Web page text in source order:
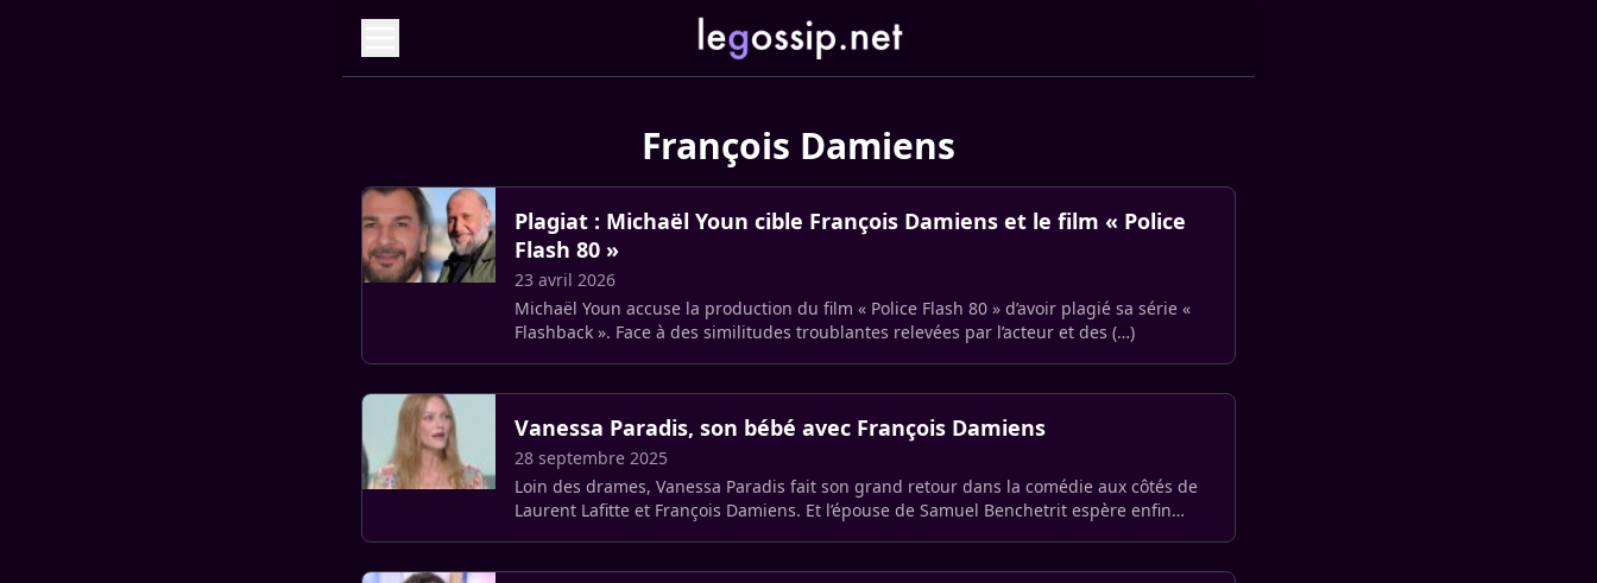
François Damiens
Plagiat : Michaël Youn cible François Damiens et le film « Police
Flash 80 »
23 avril 2026
Michaël Youn accuse la production du film « Police Flash 80 » d’avoir plagié sa série «
Flashback ». Face à des similitudes troublantes relevées par l’acteur et des (…)
Vanessa Paradis, son bébé avec François Damiens
28 septembre 2025
Loin des drames, Vanessa Paradis fait son grand retour dans la comédie aux côtés de
Laurent Lafitte et François Damiens. Et l’épouse de Samuel Benchetrit espère enfin